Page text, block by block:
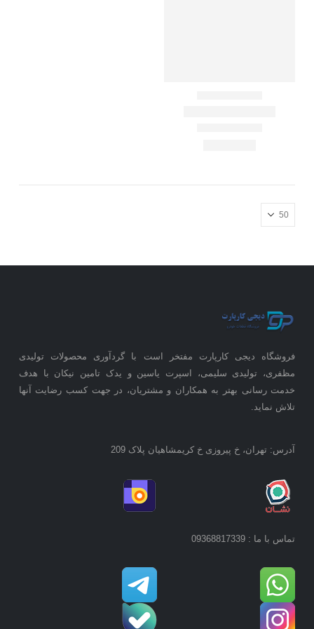
فروشگاه دیجی کارپارت مفتخر است با گردآوری محصولات تولیدی
مظفری، تولیدی سلیمی، اسپرت یاسین و یدک تامین نیکان با هدف
خدمت رسانی بهتر به همکاران و مشتریان، در جهت کسب رضایت آنها
تلاش نماید.
آدرس: تهران، خ پیروزی خ کریمشاهیان پلاک 209
تماس با ما : 09368817339